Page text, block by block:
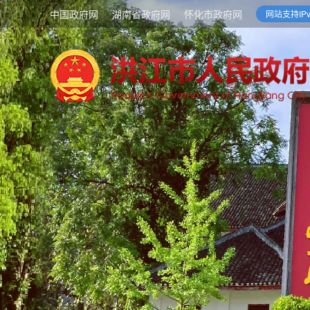
中国政府网 湖南省政府网 怀化市政府网 网站支持